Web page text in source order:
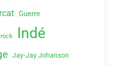
Guerre
Indé
Jay-Jay Johanson